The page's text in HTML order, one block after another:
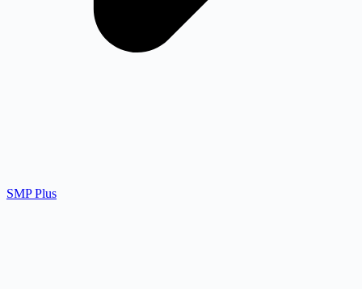
SMP Plus